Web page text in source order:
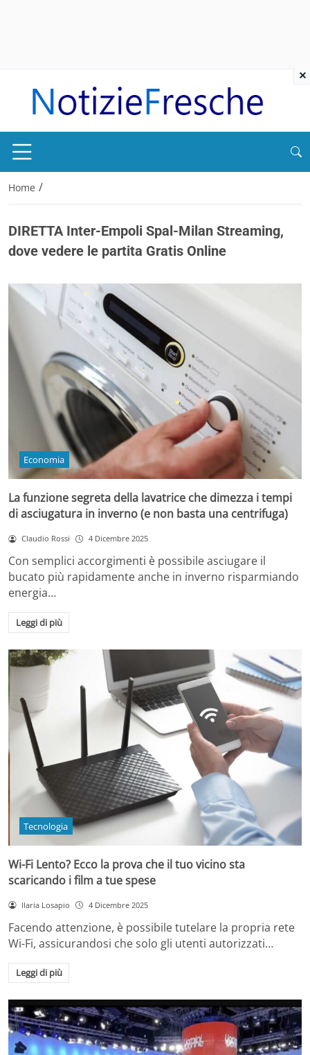
Home /
DIRETTA Inter-Empoli Spal-Milan Streaming,
dove vedere le partita Gratis Online
Economia
La funzione segreta della lavatrice che dimezza i tempi
di asciugatura in inverno (e non basta una centrifuga)
Claudio Rossi 4 Dicembre 2025
Con semplici accorgimenti è possibile asciugare il
bucato più rapidamente anche in inverno risparmiando
energia…
Leggi di più
Tecnologia
Wi-Fi Lento? Ecco la prova che il tuo vicino sta
scaricando i film a tue spese
Ilaria Losapio 4 Dicembre 2025
Facendo attenzione, è possibile tutelare la propria rete
Wi-Fi, assicurandosi che solo gli utenti autorizzati…
Leggi di più
×